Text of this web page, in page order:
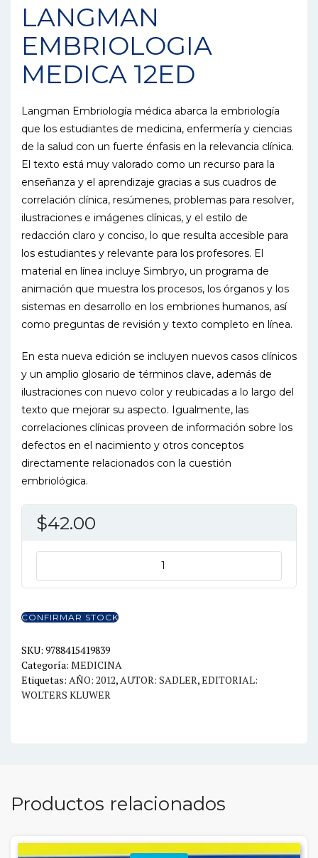
LANGMAN
EMBRIOLOGIA
MEDICA 12ED
Langman Embriología médica abarca la embriología
que los estudiantes de medicina, enfermería y ciencias
de la salud con un fuerte énfasis en la relevancia clínica.
El texto está muy valorado como un recurso para la
enseñanza y el aprendizaje gracias a sus cuadros de
correlación clínica, resúmenes, problemas para resolver,
ilustraciones e imágenes clínicas, y el estilo de
redacción claro y conciso, lo que resulta accesible para
los estudiantes y relevante para los profesores. El
material en línea incluye Simbryo, un programa de
animación que muestra los procesos, los órganos y los
sistemas en desarrollo en los embriones humanos, así
como preguntas de revisión y texto completo en línea.
En esta nueva edición se incluyen nuevos casos clínicos
y un amplio glosario de términos clave, además de
ilustraciones con nuevo color y reubicadas a lo largo del
texto que mejorar su aspecto. Igualmente, las
correlaciones clínicas proveen de información sobre los
defectos en el nacimiento y otros conceptos
directamente relacionados con la cuestión
embriológica.
$42.00
12ED
CONFIRMAR STOCK
SKU: 9788415419839
Categoría: MEDICINA
Etiquetas: AÑO: 2012, AUTOR: SADLER,EDITORIAL:
WOLTERS KLUWER
Productos relacionados